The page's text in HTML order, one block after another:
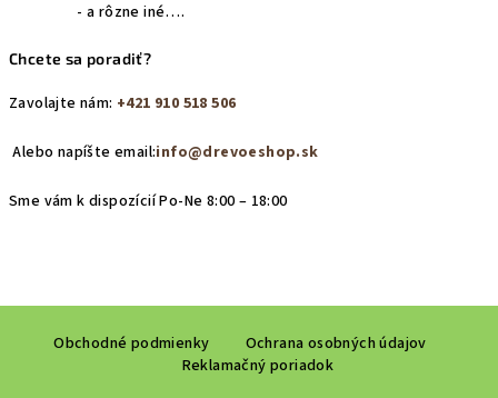
- a rôzne iné….
Chcete sa poradiť?
Zavolajte nám: +421 910 518 506
Alebo napíšte email:info@drevoeshop.sk
Sme vám k dispozícií Po-Ne 8:00 – 18:00
Obchodné podmienky
Ochrana osobných údajov
Reklamačný poriadok